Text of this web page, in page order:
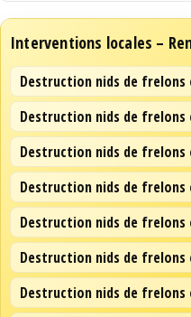
Interventions locales –
Destruction nids de
Destruction nids de frelons
Destruction nids de
Destruction nids de frelons
Destruction nids de frelons
Destruction nids de
Destruction nids de frelons